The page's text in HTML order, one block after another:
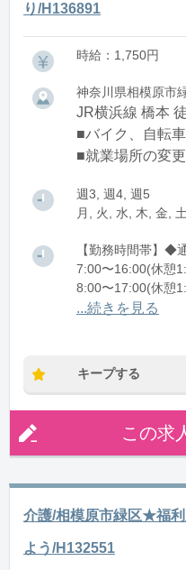
り/H136891
時給：1,750円
神奈川県相模原市
JR横浜線 橋本
■バイク、自転
■就業場所の変
週3, 週4, 週5
月, 火, 水, 木, 金,
【勤務時間帯】◆
7:00〜16:00(休憩
8:00〜17:00(休憩
12:00〜21:00(休憩
...続きを見る
キープする
この求
介護/相模原市緑区★福
よう/H132551